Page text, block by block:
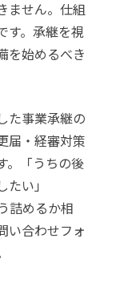
ません。仕組
す。承継を視
を始めるべき
た事業承継の
届・経審対策
。「うちの後
い」
詰めるか相
い合わせフォ